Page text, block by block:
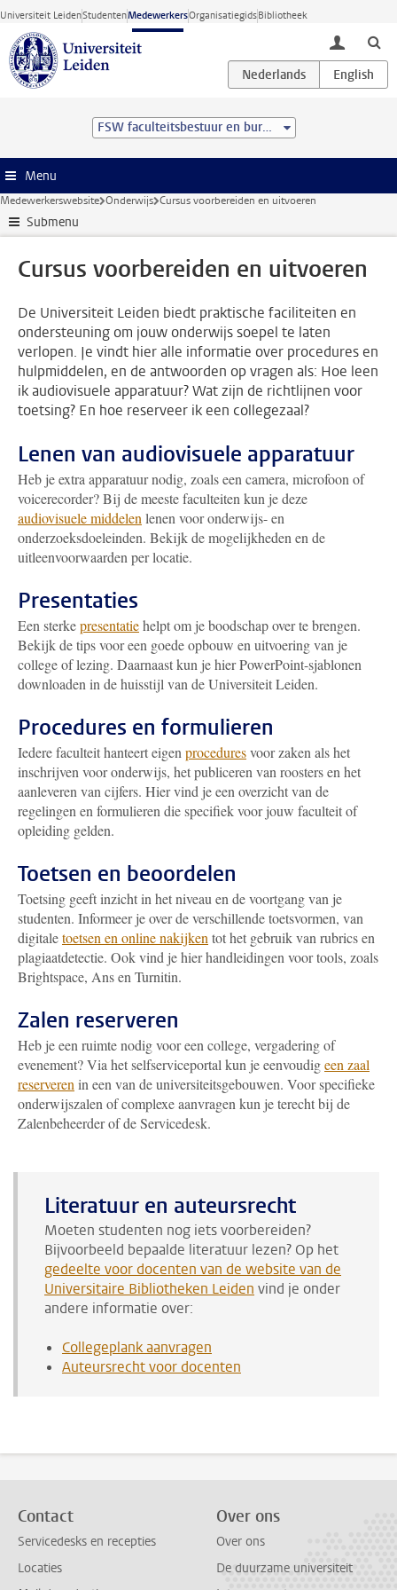
Ga direct naar de inhoud
Universiteit LeidenStudentenMedewerkersOrganisatiegidsBibliotheek
toggle
FSW faculteitsbestuur en bureau
Menu
Medewerkerswebsite Onderwijs Cursus voorbereiden en uitvoeren
Submenu
Cursus voorbereiden en uitvoeren
De Universiteit Leiden biedt praktische faciliteiten en
ondersteuning om jouw onderwijs soepel te laten
verlopen. Je vindt hier alle informatie over procedures en
hulpmiddelen, en de antwoorden op vragen als: Hoe leen
ik audiovisuele apparatuur? Wat zijn de richtlijnen voor
toetsing? En hoe reserveer ik een collegezaal?
Lenen van audiovisuele apparatuur
Heb je extra apparatuur nodig, zoals een camera, microfoon of
voicerecorder? Bij de meeste faculteiten kun je deze
audiovisuele middelen lenen voor onderwijs- en
onderzoeksdoeleinden. Bekijk de mogelijkheden en de
uitleenvoorwaarden per locatie.
Presentaties
Een sterkepresentatiehelpt om je boodschap over te brengen.
Bekijk de tips voor een goede opbouw en uitvoering van je
college of lezing. Daarnaast kun je hier PowerPoint-sjablonen
downloaden in de huisstijl van de Universiteit Leiden.
Procedures en formulieren
Iedere faculteit hanteert eigen proceduresvoor zaken als het
inschrijven voor onderwijs, het publiceren van roosters en het
aanleveren van cijfers. Hier vind je een overzicht van de
regelingen en formulieren die specifiek voor jouw faculteit of
opleiding gelden.
Toetsen en beoordelen
Toetsing geeft inzicht in het niveau en de voortgang van je
studenten. Informeer je over de verschillende toetsvormen, van
digitaletoetsen en online nakijken tot het gebruik van rubrics en
plagiaatdetectie. Ook vind je hier handleidingen voor tools, zoals
Brightspace, Ans en Turnitin.
Zalen reserveren
Heb je een ruimte nodig voor een college, vergadering of
evenement? Via het selfserviceportal kun je eenvoudigeen zaal
reserveren in een van de universiteitsgebouwen. Voor specifieke
onderwijszalen of complexe aanvragen kun je terecht bij de
Zalenbeheerder of de Servicedesk.
Literatuur en auteursrecht
Moeten studenten nog iets voorbereiden?
Bijvoorbeeld bepaalde literatuur lezen? Op het
gedeelte voor docenten van de website van de
Universitaire Bibliotheken Leiden vind je onder
andere informatie over:
Collegeplank aanvragen
Auteursrecht voor docenten
Contact
Servicedesks en recepties
Locaties
Over ons
Over ons
De duurzame universiteit